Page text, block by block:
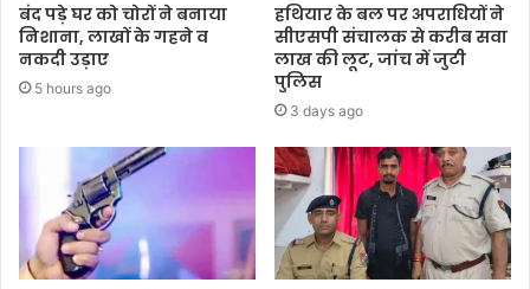
बंद पड़े घर को चोरों ने बनाया
निशाना, लाखों के गहने व
नकदी उड़ाए
5 hours ago
हथियार के बल पर अपराधियों ने
सीएसपी संचालक से करीब सवा
लाख की लूट, जांच में जुटी
पुलिस
3 days ago